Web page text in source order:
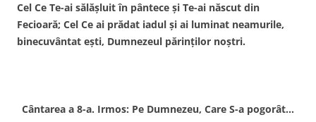
Cel Ce Te-ai sălăşluit în pântece şi Te-ai născut din
Fecioară; Cel Ce ai prădat iadul şi ai luminat neamurile,
binecuvântat eşti, Dumnezeul părinţilor noştri.
Cântarea a 8-a. Irmos: Pe Dumnezeu, Care S-a pogorât…